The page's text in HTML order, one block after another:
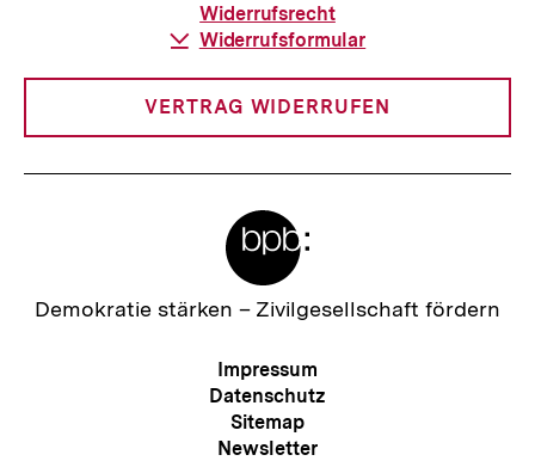
Widerrufsrecht
Download-
Widerrufsformular
VERTRAG WIDERRUFEN
Zur
Demokratie stärken – Zivilgesellschaft fördern
Meta-
Navigation
Impressum
Datenschutz
Sitemap
Newsletter